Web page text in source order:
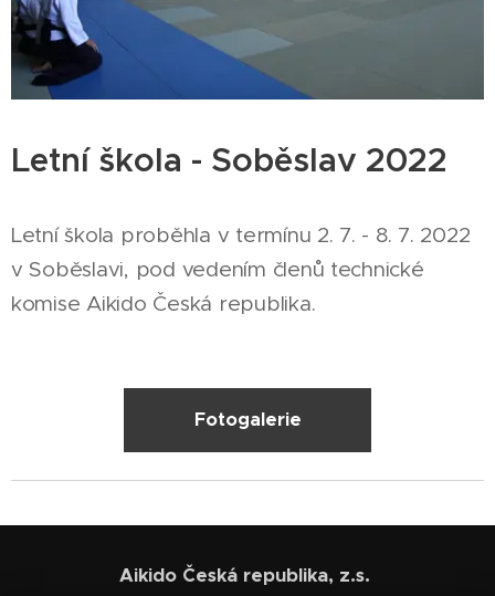
Letní škola - Soběslav 2022
Letní škola proběhla v termínu 2. 7. - 8. 7. 2022
v Soběslavi, pod vedením členů technické
komise Aikido Česká republika.
Fotogalerie
Aikido Česká republika, z.s.